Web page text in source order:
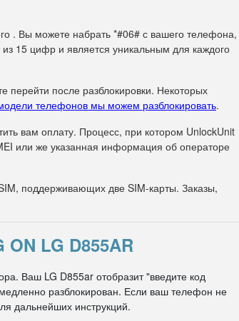
. Вы можете набрать *#06# с вашего телефона,
15 цифр и является уникальным для каждого
перейти после разблокировки. Некоторых
телефонов мы можем разблокировать.
вам оплату. Процесс, при котором UnlockUnit
или же указанная информация об операторе
поддерживающих две SIM-карты. Заказы,
LG D855AR
Ваш LG D855ar отобразит "введите код
разблокирован. Если ваш телефон не
дальнейших инструкций.